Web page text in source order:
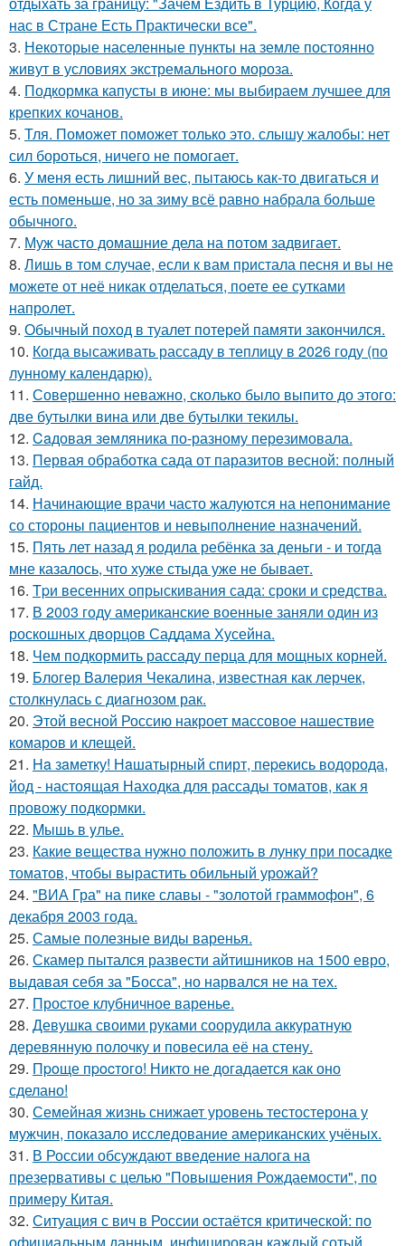
нас в Стране Есть Практически все".
3. Некоторые населенные пункты на земле постоянно
живут в условиях экстремального мороза.
4. Подкормка капусты в июне: мы выбираем лучшее для
крепких кочанов.
5. Тля. Поможет поможет только это. слышу жалобы: нет
сил бороться, ничего не помогает.
6. У меня есть лишний вес, пытаюсь как-то двигаться и
есть поменьше, но за зиму всё равно набрала больше
обычного.
7. Муж часто домашние дела на потом задвигает.
8. Лишь в том случае, если к вам пристала песня и вы не
можете от неё никак отделаться, поете ее сутками
напролет.
9. Обычный поход в туалет потерей памяти закончился.
10. Когда высаживать рассаду в теплицу в 2026 году (по
лунному календарю).
11. Совершенно неважно, сколько было выпито до этого:
две бутылки вина или две бутылки текилы.
12. Caдовая зeмляника по-разному перeзимовала.
13. Первая обработка сада от паразитов весной: полный
гайд.
14. Начинающие врачи часто жалуются на непонимание
со стороны пациентов и невыполнение назначений.
15. Пять лет назад я родила ребёнка за деньги - и тогда
мне казалось, что хуже стыда уже не бывает.
16. Tpи весенних опрыскивания сада: сроки и средства.
17. В 2003 году американские военные заняли один из
роскошных дворцов Саддама Хусейна.
18. Чем подкормить рассаду перца для мощных корней.
19. Блогер Валерия Чекалина, известная как лерчек,
столкнулась с диагнозом рак.
20. Этой весной Россию накроет массовое нашествие
комаров и клещей.
21. Ha зaметку! Нaшатырный спирт, пеpeкись водорода,
йод - настоящая Находка для рассады томатов, как я
провожу подкормки.
22. Mышь в yлье.
23. Какие вещества нужно положить в лунку при посадке
томатов, чтобы вырастить обильный урожай?
24. "ВИА Гра" на пике славы - "золотой граммофон", 6
декабря 2003 года.
25. Самые полезные виды варенья.
26. Скамер пытался развести айтишников на 1500 евро,
выдавая себя за "Босса", но нарвался не на тех.
27. Простое клубничное варенье.
28. Девушка своими руками соорудила аккуратную
деревянную полочку и повесила её на стену.
29. Пpoще пpocтого! Никто не догадается как оно
сделано!
30. Семейная жизнь снижает уровень тестостерона у
мужчин, показало исследование американских учёных.
31. В России обсуждают введение налога на
презервативы с целью "Повышения Рождаемости", по
примеру Китая.
32. Ситуация с вич в России остаётся критической: по